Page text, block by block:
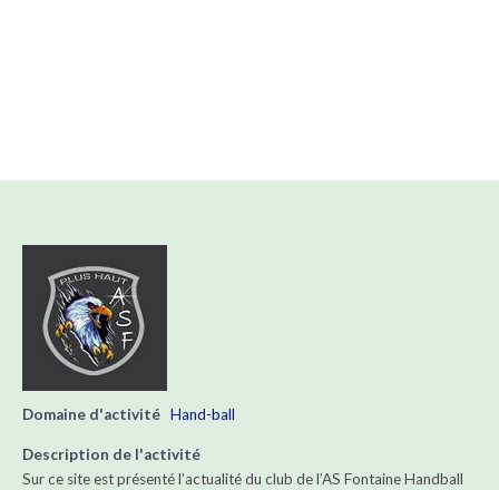
Domaine d'activité Hand-ball
Description de l'activité
Sur ce site est présenté l’actualité du club de l’AS Fontaine Handball